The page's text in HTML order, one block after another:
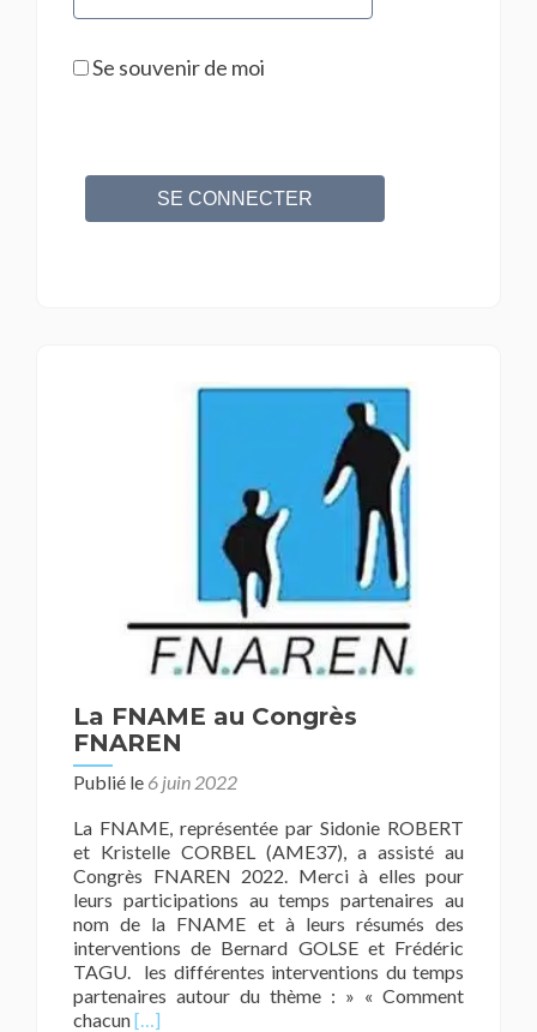
Se souvenir de moi
La FNAME au Congrès
FNAREN
Publié le 6 juin 2022
La FNAME, représentée par Sidonie ROBERT
et Kristelle CORBEL (AME37), a assisté au
Congrès FNAREN 2022. Merci à elles pour
leurs participations au temps partenaires au
nom de la FNAME et à leurs résumés des
interventions de Bernard GOLSE et Frédéric
TAGU. les différentes interventions du temps
partenaires autour du thème : » « Comment
chacunEn
[…]